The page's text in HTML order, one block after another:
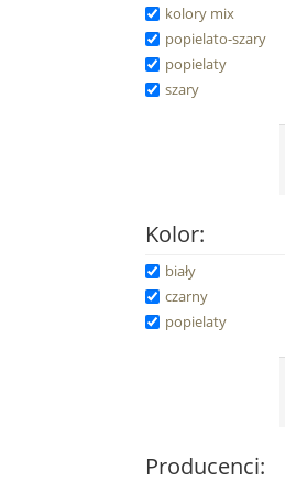
kolory mix
popielato-szary
popielaty
szary
Kolor:
biały
czarny
popielaty
Producenci: